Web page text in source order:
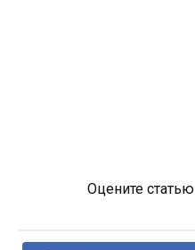
Оцените статью